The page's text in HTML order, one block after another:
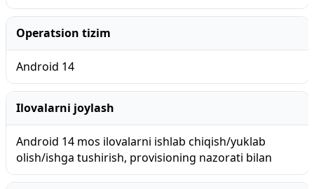
Operatsion tizim
Android 14
Ilovalarni joylash
Android 14 mos ilovalarni ishlab chiqish/yuklab
olish/ishga tushirish, provisioning nazorati bilan